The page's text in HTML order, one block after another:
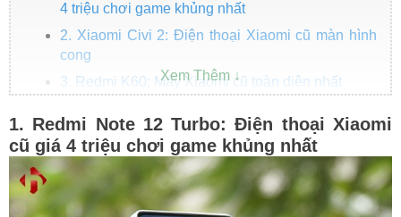
4 triệu chơi game khủng nhất
2. Xiaomi Civi 2: Điện thoại Xiaomi cũ màn hình
cong
3. Redmi K60: Máy Xiaomi cũ toàn diện nhất
2 giá rẻ nhất
5. Xiaomi 13: Flagship Xiaomi cũ gía rẻ nhất
6. Xiaomi 13 Pro
7. Redmi K70e: Điện thoại Xiaomi chơi game
1. Redmi Note 12 Turbo: Điện thoại Xiaomi
cũ giá 4 triệu chơi game khủng nhất